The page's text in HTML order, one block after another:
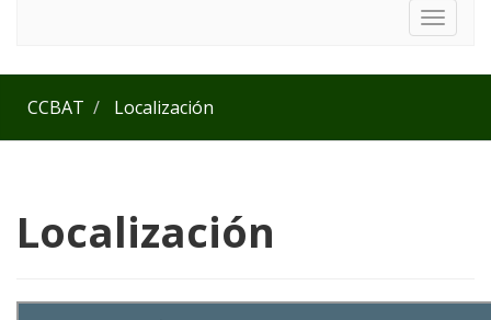
Toggle
CCBAT Localización
Localización